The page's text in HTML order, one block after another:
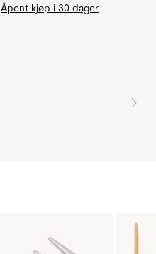
Åpent kjøp i 30 dager